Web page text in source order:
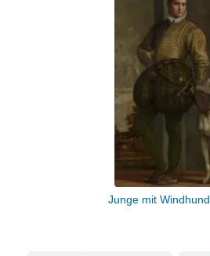
Junge mit Windhund